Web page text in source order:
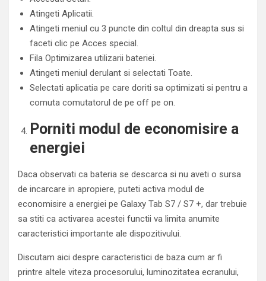
Atingeti Aplicatii.
Atingeti meniul cu 3 puncte din coltul din dreapta sus si
faceti clic pe Acces special.
Fila Optimizarea utilizarii bateriei.
Atingeti meniul derulant si selectati Toate.
Selectati aplicatia pe care doriti sa optimizati si pentru a
comuta comutatorul de pe off pe on.
Porniti modul de economisire a
energiei
Daca observati ca bateria se descarca si nu aveti o sursa
de incarcare in apropiere, puteti activa modul de
economisire a energiei pe Galaxy Tab S7 / S7 +, dar trebuie
sa stiti ca activarea acestei functii va limita anumite
caracteristici importante ale dispozitivului.
Discutam aici despre caracteristici de baza cum ar fi
printre altele viteza procesorului, luminozitatea ecranului,